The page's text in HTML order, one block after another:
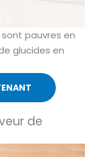
pauvres en
glucides en
de